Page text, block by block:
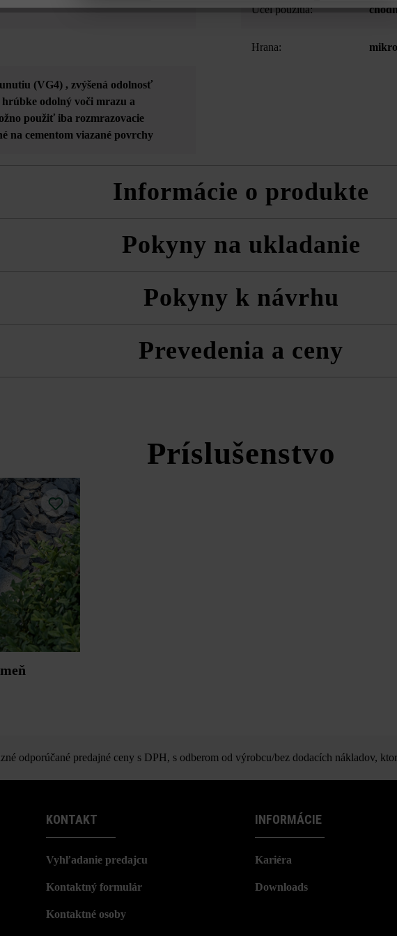
Účel použitia:
Hrana:
(VG4) , zvýšená odolnosť
hrúbke odolný voči mrazu a
použiť iba rozmrazovacie
na cementom viazané povrchy
Informácie o produkte
šírok pásov, prípadne výšok tvárnic môžu z výrobno-technických dôvodov vznikať
Pokyny na ukladanie
tvárnic rešpektujte smer tieňovania.
Pokyny k návrhu
Prevedenia a ceny
Príslušenstvo
odporúčané predajné ceny s DPH, s odberom od výrobcu/bez dodacích nákladov,
KONTAKT
Vyhľadanie predajcu
Kontaktný formulár
Kontaktné osoby
INFORMÁCIE
Kariéra
Downloads